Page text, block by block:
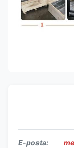
E-posta: